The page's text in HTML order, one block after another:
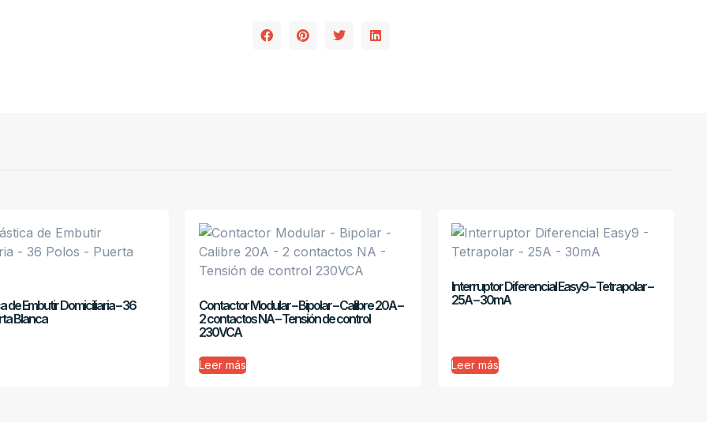
de Embutir Domiciliaria – 36
Blanca
Contactor Modular – Bipolar – Calibre 20A –
2 contactos NA – Tensión de control
230VCA
Leer más
Interruptor Diferencial Easy9 – Tetrapolar –
25A – 30mA
Leer más